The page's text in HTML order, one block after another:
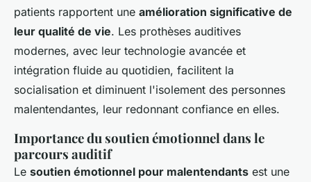
patients rapportent une amélioration significative de
leur qualité de vie. Les prothèses auditives
modernes, avec leur technologie avancée et
intégration fluide au quotidien, facilitent la
socialisation et diminuent l'isolement des personnes
malentendantes, leur redonnant confiance en elles.
Importance du soutien émotionnel dans le
parcours auditif
Le soutien émotionnel pour malentendants est une